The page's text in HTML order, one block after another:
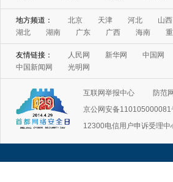
地方频道： 北京 天津 河北
山西
湖北
湖南 广东 广西 海南
友情链接： 人民网 新华网
中国网
中国新闻网
光明网
互联网举报中心
防范
京公网安备110105000081
12300电信用户申诉受理中